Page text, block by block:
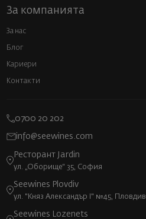
За компанията
За нас
Блог
Кариери
Контакти
0700 20 202
info@seewines.com
Ресторант Jardin
ул. „Оборище“ 35, София
Seewines Plovdiv
ул. "Княз Александър I" №45, Пловдив
Seewines Lozenets